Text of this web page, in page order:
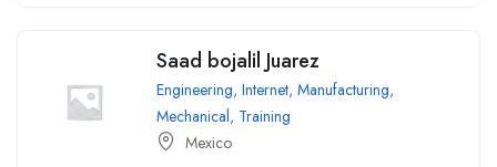
Saad bojalil Juarez
Engineering, Internet, Manufacturing,
Mechanical, Training
Mexico